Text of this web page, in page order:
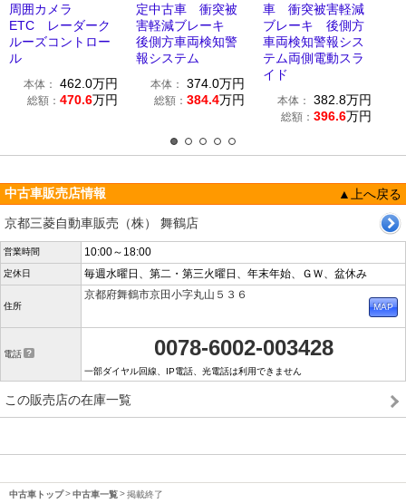
周囲カメラ
ETC レーダーク
ルーズコントロー
ル
本体： 462.0万円
総額： 470.6万円
定中古車 衝突被
害軽減ブレーキ
後側方車両検知警
報システム
本体： 374.0万円
総額： 384.4万円
車 衝突被害軽減
ブレーキ 後側方
車両検知警報シス
テム両側電動スラ
イド
本体： 382.8万円
総額： 396.6万円
中古車販売店情報
▲上へ戻る
京都三菱自動車販売（株） 舞鶴店
営業時間 10:00～18:00
定休日 毎週水曜日、第二・第三火曜日、年末年始、ＧＷ、盆休み
住所
京都府舞鶴市京田小字丸山５３６
電話 0078-6002-003428
一部ダイヤル回線、IP電話、光電話は利用できません
この販売店の在庫一覧
中古車トップ 中古車一覧 掲載終了